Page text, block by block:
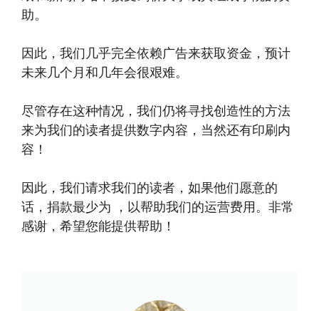
助。
因此，我们几乎完全依赖广告来获取资金，预计
未来几个月和几年会很艰难。
尽管存在这种情况，我们仍将寻找创造性的方法
来为我们的读者提供数字内容，当然还有印刷内
容！
因此，我们请求我们的读者，如果他们愿意的
话，捐款最少为 ，以帮助我们的运营费用。非常
感谢，希望您能提供帮助！